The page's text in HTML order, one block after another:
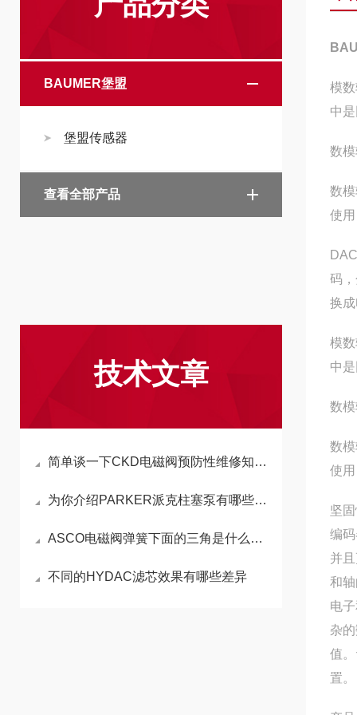
BAUMER堡盟
堡盟传感器
查看全部产品
技术文章
简单谈一下CKD电磁阀预防性维修知识点
为你介绍PARKER派克柱塞泵有哪些特点
ASCO电磁阀弹簧下面的三角是什么？你必须知道的电磁阀小知识
不同的HYDAC滤芯效果有哪些差异
模
中
数
数
使
码
换
模
中
数
数
使
坚
编
并
和
电
杂
值
置。